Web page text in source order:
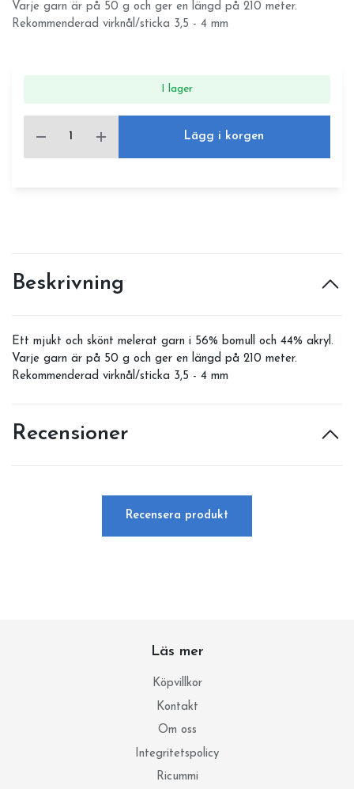
Varje garn är på 50 g och ger en längd på 210 meter.
Rekommenderad virknål/sticka 3,5 - 4 mm
I lager
Lägg i korgen
Beskrivning
Ett mjukt och skönt melerat garn i 56% bomull och 44% akryl.
Varje garn är på 50 g och ger en längd på 210 meter.
Rekommenderad virknål/sticka 3,5 - 4 mm
Recensioner
Recensera produkt
Läs mer
Köpvillkor
Kontakt
Om oss
Integritetspolicy
Ricummi